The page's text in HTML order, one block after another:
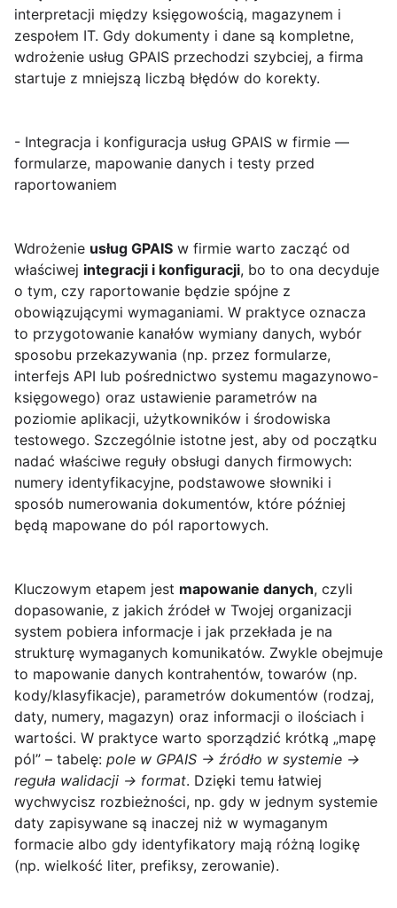
interpretacji między księgowością, magazynem i
zespołem IT. Gdy dokumenty i dane są kompletne,
wdrożenie usług GPAIS przechodzi szybciej, a firma
startuje z mniejszą liczbą błędów do korekty.
- Integracja i konfiguracja usług GPAIS w firmie —
formularze, mapowanie danych i testy przed
raportowaniem
Wdrożenie usług GPAIS w firmie warto zacząć od
właściwej integracji i konfiguracji, bo to ona decyduje
o tym, czy raportowanie będzie spójne z
obowiązującymi wymaganiami. W praktyce oznacza
to przygotowanie kanałów wymiany danych, wybór
sposobu przekazywania (np. przez formularze,
interfejs API lub pośrednictwo systemu magazynowo-
księgowego) oraz ustawienie parametrów na
poziomie aplikacji, użytkowników i środowiska
testowego. Szczególnie istotne jest, aby od początku
nadać właściwe reguły obsługi danych firmowych:
numery identyfikacyjne, podstawowe słowniki i
sposób numerowania dokumentów, które później
będą mapowane do pól raportowych.
Kluczowym etapem jest mapowanie danych, czyli
dopasowanie, z jakich źródeł w Twojej organizacji
system pobiera informacje i jak przekłada je na
strukturę wymaganych komunikatów. Zwykle obejmuje
to mapowanie danych kontrahentów, towarów (np.
kody/klasyfikacje), parametrów dokumentów (rodzaj,
daty, numery, magazyn) oraz informacji o ilościach i
wartości. W praktyce warto sporządzić krótką „mapę
pól” – tabelę: pole w GPAIS → źródło w systemie →
reguła walidacji → format. Dzięki temu łatwiej
wychwycisz rozbieżności, np. gdy w jednym systemie
daty zapisywane są inaczej niż w wymaganym
formacie albo gdy identyfikatory mają różną logikę
(np. wielkość liter, prefiksy, zerowanie).